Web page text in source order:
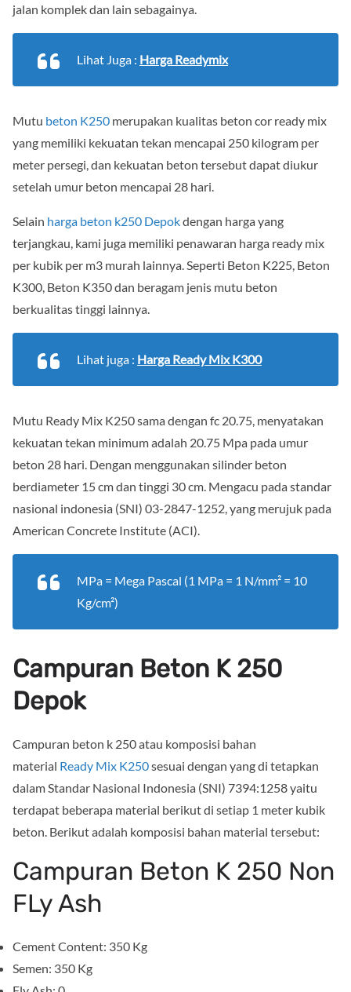
jalan komplek dan lain sebagainya.
Lihat Juga : Harga Readymix
Mutu beton K250 merupakan kualitas beton cor ready mix
yang memiliki kekuatan tekan mencapai 250 kilogram per
meter persegi, dan kekuatan beton tersebut dapat diukur
setelah umur beton mencapai 28 hari.
Selain harga beton k250 Depokdengan harga yang
terjangkau, kami juga memiliki penawaran harga ready mix
per kubik per m3 murah lainnya. Seperti Beton K225, Beton
K300, Beton K350 dan beragam jenis mutu beton
berkualitas tinggi lainnya.
Lihat juga : Harga Ready Mix K300
Mutu Ready Mix K250 sama dengan fc 20.75, menyatakan
kekuatan tekan minimum adalah 20.75 Mpa pada umur
beton 28 hari. Dengan menggunakan silinder beton
berdiameter 15 cm dan tinggi 30 cm. Mengacu pada standar
nasional indonesia (SNI) 03-2847-1252, yang merujuk pada
American Concrete Institute (ACI).
MPa = Mega Pascal (1 MPa = 1 N/mm² = 10
Kg/cm²)
Campuran Beton K 250
Depok
Campuran beton k 250 atau komposisi bahan
material Ready Mix K250sesuai dengan yang di tetapkan
dalam Standar Nasional Indonesia (SNI) 7394:1258 yaitu
terdapat beberapa material berikut di setiap 1 meter kubik
beton. Berikut adalah komposisi bahan material tersebut:
Campuran Beton K 250 Non
FLy Ash
Cement Content: 350 Kg
Semen: 350 Kg